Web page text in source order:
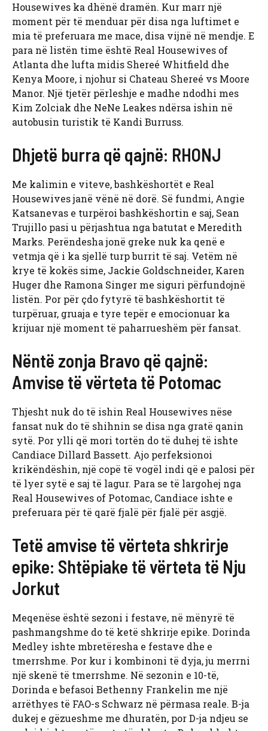
Housewives ka dhënë dramën. Kur marr një
moment për të menduar për disa nga luftimet e
mia të preferuara me mace, disa vijnë në mendje. E
para në listën time është Real Housewives of
Atlanta dhe lufta midis Shereé Whitfield dhe
Kenya Moore, i njohur si Chateau Shereé vs Moore
Manor. Një tjetër përleshje e madhe ndodhi mes
Kim Zolciak dhe NeNe Leakes ndërsa ishin në
autobusin turistik të Kandi Burruss.
Dhjetë burra që qajnë: RHONJ
Me kalimin e viteve, bashkëshortët e Real
Housewives janë vënë në dorë. Së fundmi, Angie
Katsanevas e turpëroi bashkëshortin e saj, Sean
Trujillo pasi u përjashtua nga batutat e Meredith
Marks. Perëndesha jonë greke nuk ka qenë e
vetmja që i ka sjellë turp burrit të saj. Vetëm në
krye të kokës sime, Jackie Goldschneider, Karen
Huger dhe Ramona Singer me siguri përfundojnë
listën. Por për çdo fytyrë të bashkëshortit të
turpëruar, gruaja e tyre tepër e emocionuar ka
krijuar një moment të paharrueshëm për fansat.
Nëntë zonja Bravo që qajnë:
Amvise të vërteta të Potomac
Thjesht nuk do të ishin Real Housewives nëse
fansat nuk do të shihnin se disa nga gratë qanin
sytë. Por ylli që mori tortën do të duhej të ishte
Candiace Dillard Bassett. Ajo perfeksionoi
krikëndëshin, një copë të vogël indi që e palosi për
të lyer sytë e saj të lagur. Para se të largohej nga
Real Housewives of Potomac, Candiace ishte e
preferuara për të qarë fjalë për fjalë për asgjë.
Tetë amvise të vërteta shkrirje
epike: Shtëpiake të vërteta të Nju
Jorkut
Meqenëse është sezoni i festave, në mënyrë të
pashmangshme do të ketë shkrirje epike. Dorinda
Medley ishte mbretëresha e festave dhe e
tmerrshme. Por kur i kombinoni të dyja, ju merrni
një skenë të tmerrshme. Në sezonin e 10-të,
Dorinda e befasoi Bethenny Frankelin me një
arrëthyes të FAO-s Schwarz në përmasa reale. B-ja
dukej e gëzueshme me dhuratën, por D-ja ndjeu se